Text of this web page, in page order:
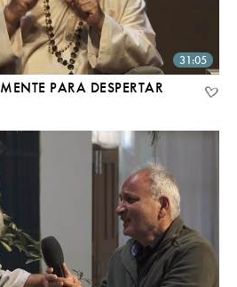
31:05
PARA DESPERTAR